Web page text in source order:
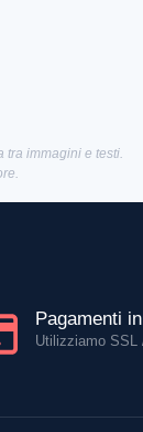
tra immagini e testi.
Pagamenti
Utilizziamo SSL